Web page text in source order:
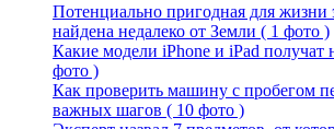
Потенциально пригодная для жизни
найдена недалеко от Земли ( 1 фото )
Какие модели iPhone и iPad
фото )
Как проверить машину с пробегом
важных шагов ( 10 фото )